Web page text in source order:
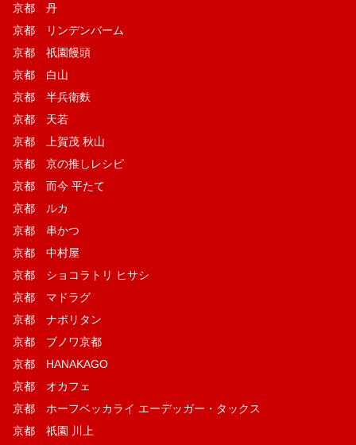
京都 丹
京都 リンデンバーム
京都 祇園饅頭
京都 白山
京都 半兵衛麩
京都 天若
京都 上賀茂 秋山
京都 京の推しレシピ
京都 而今 平たて
京都 ルカ
京都 串かつ
京都 中村屋
京都 ショコラトリ ヒサシ
京都 マドラグ
京都 ナポリタン
京都 ブノワ京都
京都 HANAKAGO
京都 オカフェ
京都 ホーフベッカライ エーデッガー・タックス
京都 祇園 川上